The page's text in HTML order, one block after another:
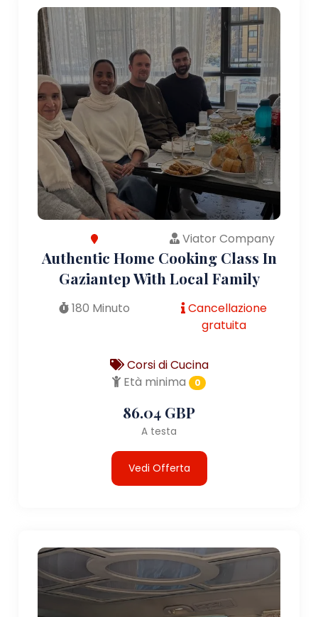
Viator Company
Authentic Home Cooking Class In
Gaziantep With Local Family
180 Minuto
Cancellazione
gratuita
Corsi di Cucina
Età minima
0
86.04 GBP
A testa
Vedi Offerta